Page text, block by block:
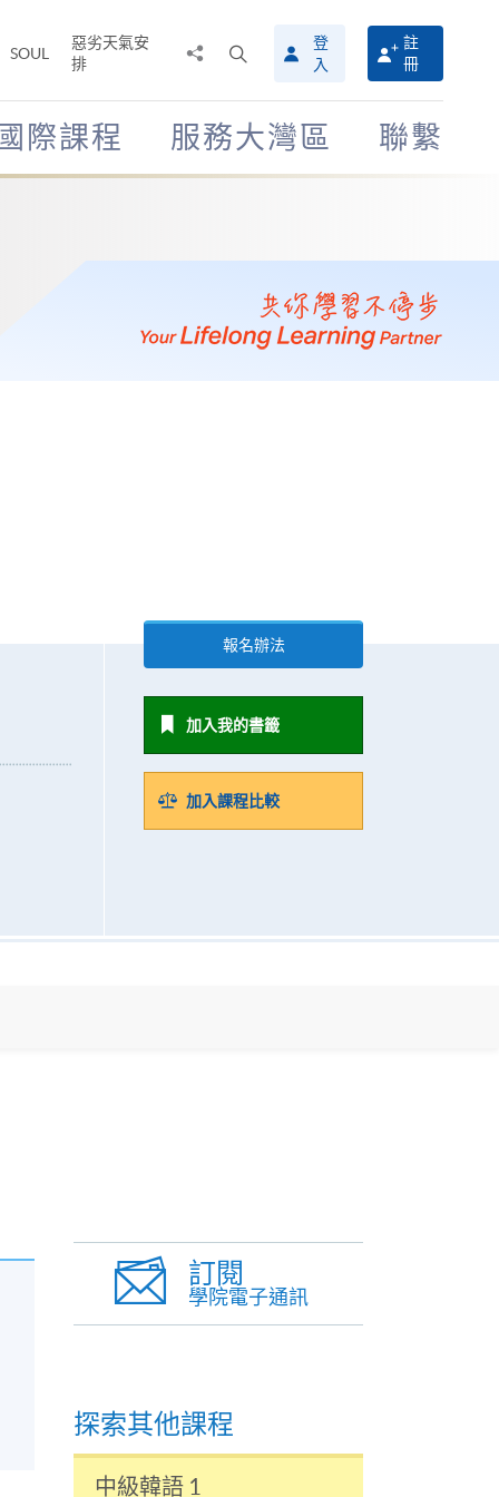
SOUL
惡劣天氣安
排
搜
尋
介
面
登
入
註
冊
國際課程 服務大灣區 聯繫
報名辦法
加入我的書籤
加入課程比較
訂閱
學院電子通訊
探索其他課程
中級韓語 1